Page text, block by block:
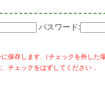
パスワード:
保存します.（チェックを外した
チェックをはずしてください．